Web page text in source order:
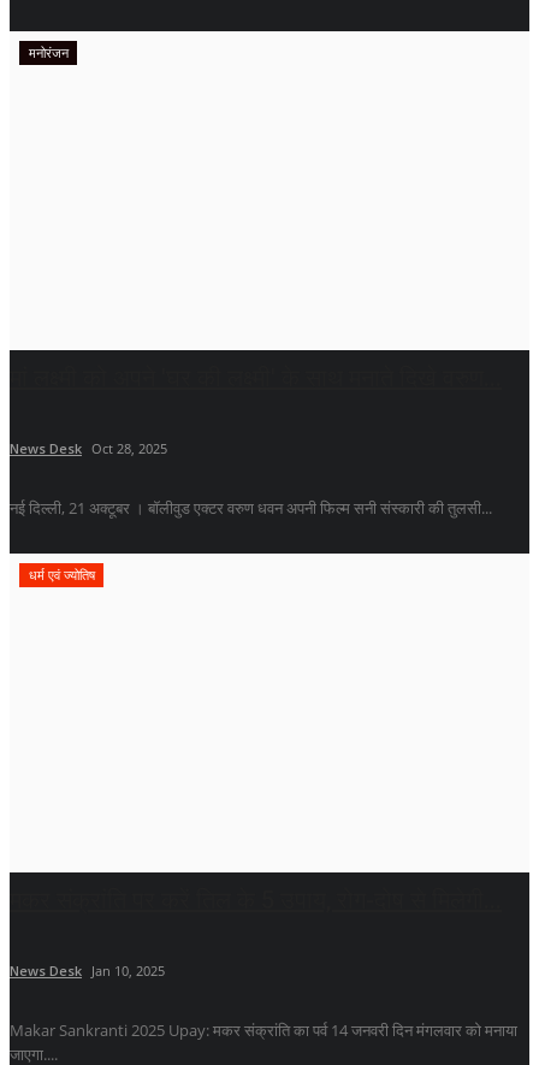
मनोरंजन
News Desk Oct 28, 2025
नई दिल्ली, 21 अक्टूबर । बॉलीवुड एक्टर वरुण धवन अपनी फिल्म सनी संस्कारी की तुलसी...
धर्म एवं ज्योतिष
News Desk Jan 10, 2025
Makar Sankranti 2025 Upay: मकर संक्रांति का पर्व 14 जनवरी दिन मंगलवार को मनाया
जाएगा....